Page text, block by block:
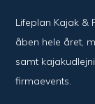
Lifeplan Kajak &
åben hele året,
samt
firmaevents.